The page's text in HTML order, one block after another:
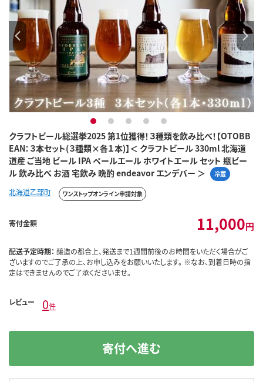
クラフトビール総選挙2025 第1位獲得！３種類を飲み比べ！【OTOBB
EAN：３本セット(３種類×各１本)】＜ クラフトビール 330ml 北海道
道産 ご当地 ビール IPA ペールエール ホワイトエール セット 瓶ビー
ル 飲み比べ お酒 宅飲み 晩酌 endeavor エンデバー ＞
冷蔵
1 2 3 4 5
北海道乙部町 ワンストップオンライン申請対象
寄付金額 11,000円
配送予定時期： 醸造の都合上、発送まで1週間前後のお時間をいただく場合がご
ざいますのでご了承の上、お申し込みをお願いいたします。 ※なお、到着日時の指
定はできませんのでご了承くださいませ。
レビュー 0件
寄付へ進む